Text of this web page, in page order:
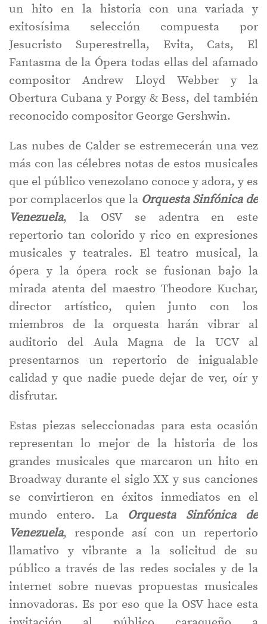
un hito en la historia con una variada y
exitosísima selección compuesta por
Jesucristo Superestrella, Evita, Cats, El
Fantasma de la Ópera todas ellas del afamado
compositor Andrew Lloyd Webber y la
Obertura Cubana y Porgy & Bess, del también
reconocido compositor George Gershwin.
Las nubes de Calder se estremecerán una vez
más con las célebres notas de estos musicales
que el público venezolano conoce y adora, y es
por complacerlos que la Orquesta Sinfónica de
Venezuela, la OSV se adentra en este
repertorio tan colorido y rico en expresiones
musicales y teatrales. El teatro musical, la
ópera y la ópera rock se fusionan bajo la
mirada atenta del maestro Theodore Kuchar,
director artístico, quien junto con los
miembros de la orquesta harán vibrar al
auditorio del Aula Magna de la UCV al
presentarnos un repertorio de inigualable
calidad y que nadie puede dejar de ver, oír y
disfrutar.
Estas piezas seleccionadas para esta ocasión
representan lo mejor de la historia de los
grandes musicales que marcaron un hito en
Broadway durante el siglo XX y sus canciones
se convirtieron en éxitos inmediatos en el
mundo entero. La Orquesta Sinfónica de
Venezuela, responde así con un repertorio
llamativo y vibrante a la solicitud de su
público a través de las redes sociales y de la
internet sobre nuevas propuestas musicales
innovadoras. Es por eso que la OSV hace esta